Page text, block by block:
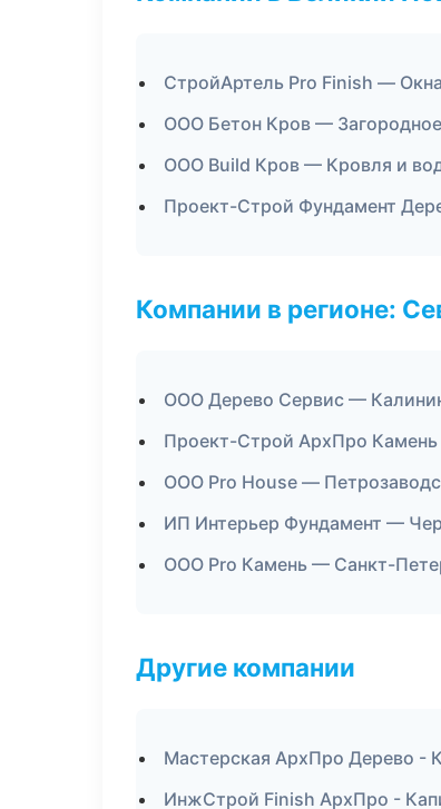
СтройАртель Pro Finish —
ООО Бетон Кров —
ООО Build Кров — Кровля и
Проект-Строй Фундамент
Компании в регионе:
ООО Дерево Сервис —
Проект-Строй АрхПро
ООО Pro House —
ИП Интерьер Фундамент —
ООО Pro Камень — Санкт-
Другие компании
Мастерская АрхПро Дерево -
ИнжСтрой Finish АрхПро -